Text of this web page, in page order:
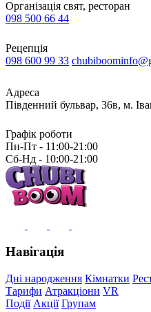
Організація свят, ресторан
098 500 66 44
Рецепція
098 600 99 33
Адреса
Південний бульвар, 36в, м.
Графік роботи
Пн-Пт - 11:00-21:00
Сб-Нд - 10:00-21:00
Навігація
Дні народження Кімнатки
Тарифи Атракціони VR
Події Акції Групам